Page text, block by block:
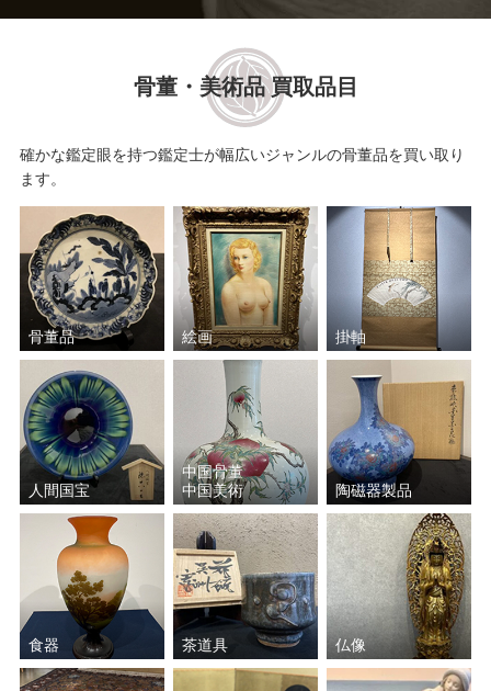
骨董・美術品 買取品目
確かな鑑定眼を持つ鑑定士が幅広いジャンルの骨董品を買い取り
ます。
骨董品 絵画 掛軸
人間国宝
中国骨董
中国美術
陶磁器製品
食器 茶道具 仏像